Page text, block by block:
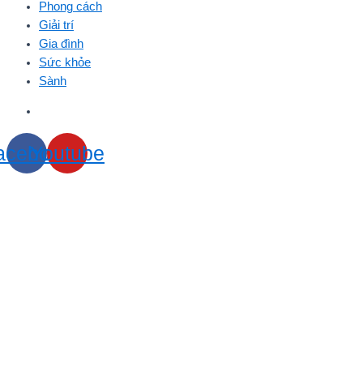
Phong cách
Giải trí
Gia đình
Sức khỏe
Sành
Youtube